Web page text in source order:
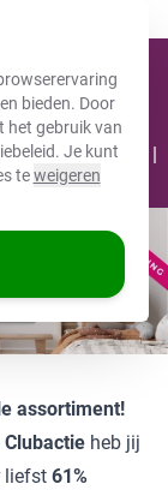
bieden. Door
het gebruik van
. Je kunt
teweigeren
- Code: CC25 |
CC30 ☀️
assortiment!
Clubactie heb jij
liefst 61%